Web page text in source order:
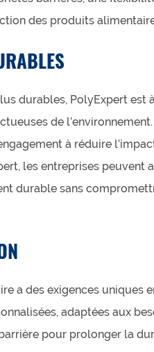
des produits
durables, PolyExpert est
de
à réduire
les entreprises peuvent
durable sans
a des exigences uniques
adaptées aux
pour prolonger la